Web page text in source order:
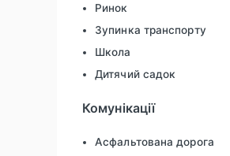
Ринок
Зупинка транспорту
Школа
Дитячий садок
Комунікації
Асфальтована дорога